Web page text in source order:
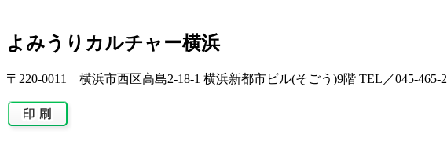
よみうりカルチャー横浜
〒220-0011 横浜市西区高島2-18-1 横浜新都市ビル(そごう)9階 TEL／045-465-